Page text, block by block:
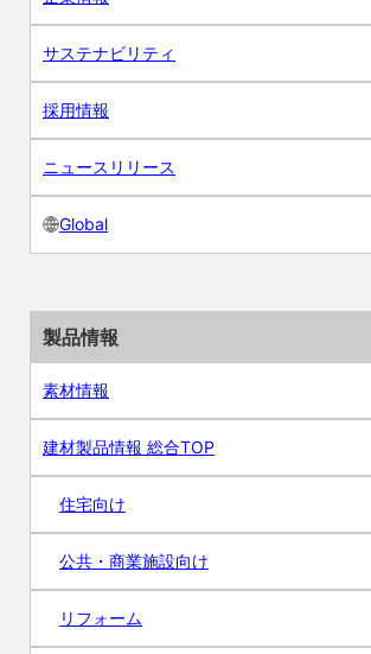
サステナビリティ
採用情報
ニュースリリース
Global
製品情報
素材情報
建材製品情報 総合TOP
住宅向け
公共・商業施設向け
リフォーム